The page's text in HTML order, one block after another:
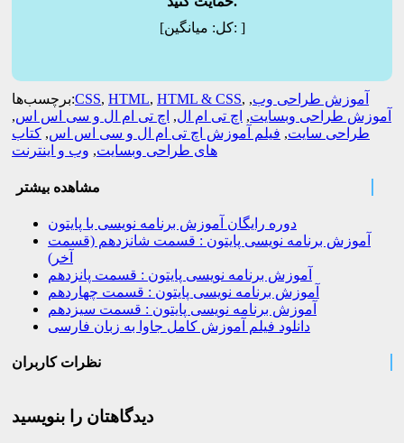
[کل:میانگین: ]
برچسب‌ها:CSS, HTML, HTML & CSS, آموزش طراحی وب,
آموزش طراحی وبسایت, اچ تی ام ال, اچ تی ام ال و سی اس اس,
طراحی سایت, فیلم آموزش اچ تی ام ال و سی اس اس, کتاب
های طراحی وبسایت, وب و اینترنت
مشاهده بیشتر
دوره رایگان آموزش برنامه نویسی با پایتون
آموزش برنامه نویسی پایتون : قسمت شانزدهم (قسمت
آخر)
آموزش برنامه نویسی پایتون : قسمت پانزدهم
آموزش برنامه نویسی پایتون : قسمت چهاردهم
آموزش برنامه نویسی پایتون : قسمت سیزدهم
دانلود فیلم آموزش کامل جاوا به زبان فارسی
نظرات کاربران
دیدگاهتان را بنویسید